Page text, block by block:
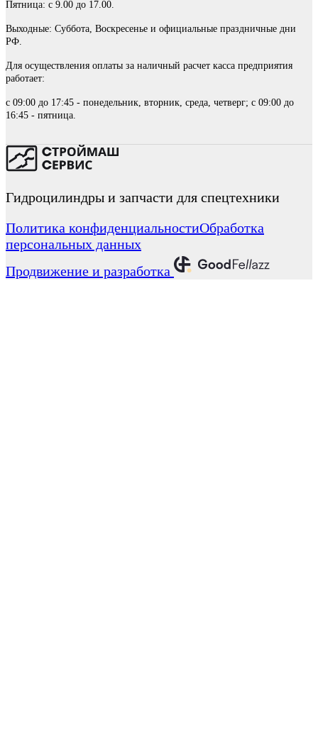
Пятница: с 9.00 до 17.00.
Выходные: Суббота, Воскресенье и официальные праздничные дни
РФ.
Для осуществления оплаты за наличный расчет касса предприятия
работает:
с 09:00 до 17:45 - понедельник, вторник, среда, четверг; с 09:00 до
16:45 - пятница.
Гидроцилиндры и запчасти для спецтехники
Политика конфиденциальностиОбработка
персональных данных
Продвижение и разработка